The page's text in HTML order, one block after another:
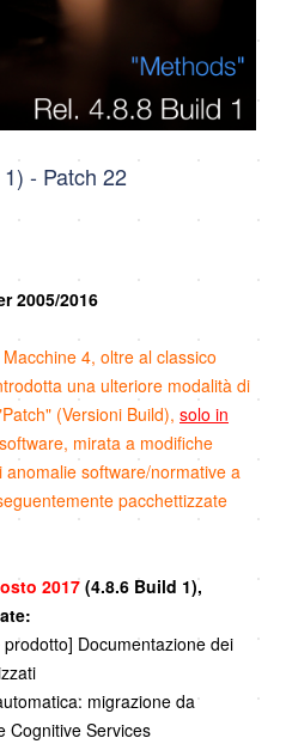
- Patch 22
2005/2016
4, oltre al classico
una ulteriore modalità di
(Versioni Build), solo in
mirata a modifiche
software/normative a
pacchettizzate
2017 (4.8.6 Build 1),
Documentazione dei
migrazione da
Cognitive Services